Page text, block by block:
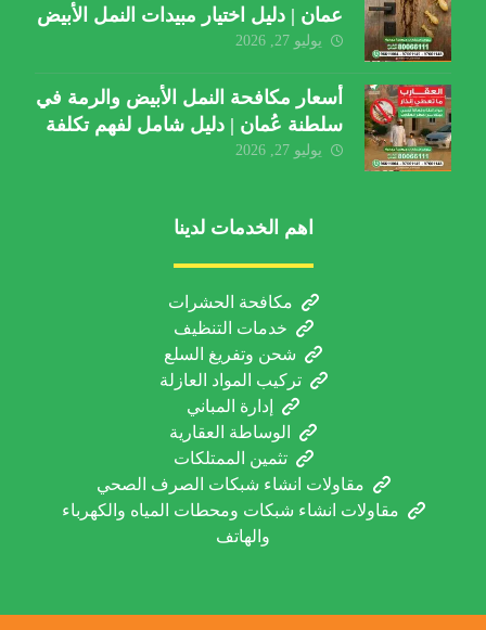
عمان | دليل اختيار مبيدات النمل الأبيض
يوليو 27, 2026
أسعار مكافحة النمل الأبيض والرمة في
سلطنة عُمان | دليل شامل لفهم تكلفة
الخدمة والعوامل المؤثرة
يوليو 27, 2026
اهم الخدمات لدينا
مكافحة الحشرات
خدمات التنظيف
شحن وتفريغ السلع
تركيب المواد العازلة
إدارة المباني
الوساطة العقارية
تثمين الممتلكات
مقاولات انشاء شبكات الصرف الصحي
مقاولات انشاء شبكات ومحطات المياه والكهرباء
والهاتف